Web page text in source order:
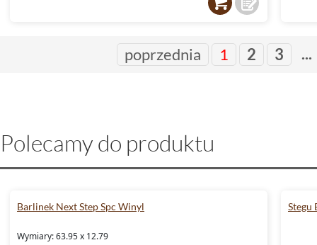
poprzednia 1 2 3 ...
Polecamy do produktu
Barlinek Next Step Spc Winyl
Wymiary: 63.95 x 12.79
Stegu